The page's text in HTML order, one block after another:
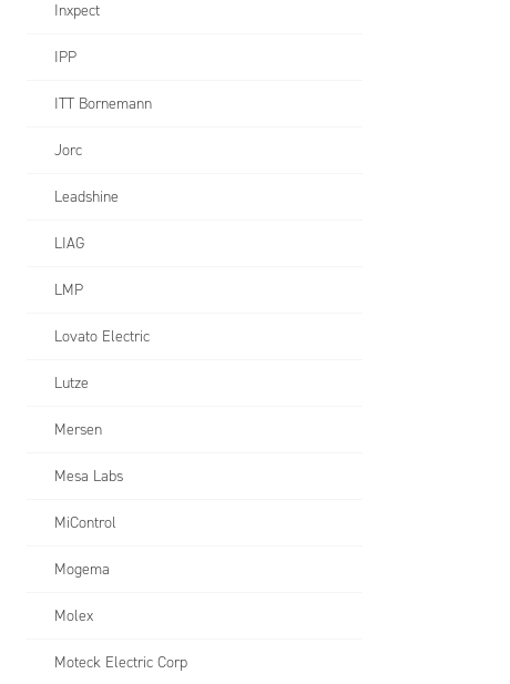
Inxpect
IPP
ITT Bornemann
Jorc
Leadshine
LIAG
LMP
Lovato Electric
Lutze
Mersen
Mesa Labs
MiControl
Mogema
Molex
Moteck Electric Corp